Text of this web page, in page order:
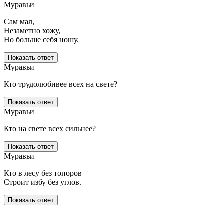
Муравьи
Сам мал,
Незаметно хожу,
Но больше себя ношу.
Показать ответ
Муравьи
Кто трудолюбивее всех на свете?
Показать ответ
Муравьи
Кто на свете всех сильнее?
Показать ответ
Муравьи
Кто в лесу без топоров
Строит избу без углов.
Показать ответ